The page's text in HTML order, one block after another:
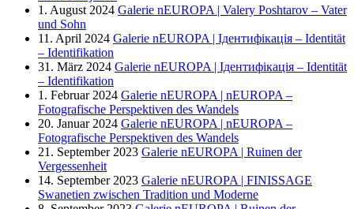
1. August 2024 Galerie nEUROPA | Valery Poshtarov – Vater
und Sohn
11. April 2024 Galerie nEUROPA | Ідентифікація – Identität
– Identifikation
31. März 2024 Galerie nEUROPA | Ідентифікація – Identität
– Identifikation
1. Februar 2024 Galerie nEUROPA | nEUROPA –
Fotografische Perspektiven des Wandels
20. Januar 2024 Galerie nEUROPA | nEUROPA –
Fotografische Perspektiven des Wandels
21. September 2023 Galerie nEUROPA | Ruinen der
Vergessenheit
14. September 2023 Galerie nEUROPA | FINISSAGE
Swanetien zwischen Tradition und Moderne